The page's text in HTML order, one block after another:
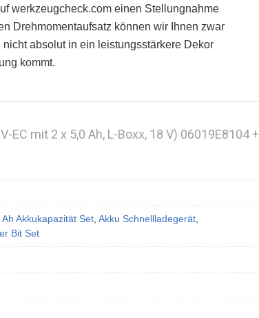
werkzeugcheck.com einen Stellungnahme
Drehmomentaufsatz können wir Ihnen zwar
absolut in ein leistungsstärkere Dekor
kommt.
mit 2 x 5,0 Ah, L-Boxx, 18 V) 06019E8104 +
Akkukapazität Set Akku Schnellladegerät
Bit Set